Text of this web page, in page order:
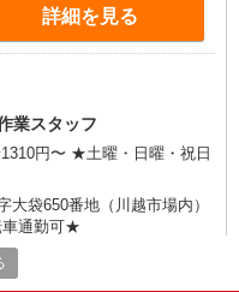
詳細を見る
業スタッフ
曜・日曜・祝日
大袋650番地（川越市場内）
通勤可★